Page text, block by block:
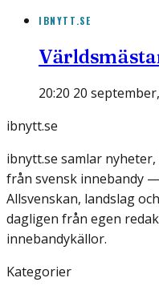
IBNYTT.SE
20:20 20
ibnytt.se
ibnytt.se samlar
från svensk innebandy —
Allsvenskan, landslag
dagligen från egen
innebandykällor.
Kategorier